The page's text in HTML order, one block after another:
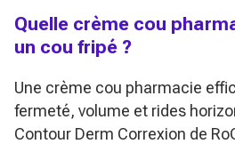
Quelle crème cou
un cou fripé ?
Une crème cou pharmacie
fermeté, volume et rides
Contour Derm Correxion de